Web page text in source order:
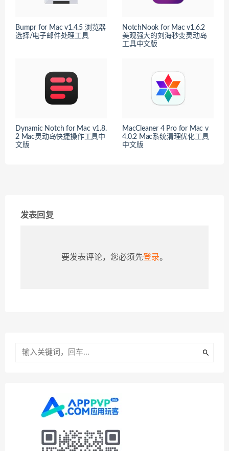
Bumpr for Mac v1.4.5 浏览器
选择/电子邮件处理工具
NotchNook for Mac v1.6.2
美观强大的刘海秒变灵动岛
工具中文版
Dynamic Notch for Mac v1.8.
2 Mac灵动岛快捷操作工具中
文版
MacCleaner 4 Pro for Mac v
4.0.2 Mac系统清理优化工具
中文版
发表回复
要发表评论，您必须先登录。